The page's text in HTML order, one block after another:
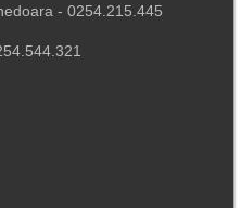
- 0254.215.445